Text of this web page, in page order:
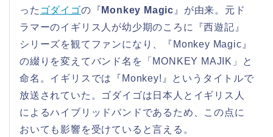
った ゴダイゴの『 Monkey Magic 』が由来。元ド
ラマーのイギリス人が幼少期のころに『西遊記』
シリーズを観てファンになり、『Monkey Magic』
の綴りを変えてバンド名を「MONKEY MAJIK」と
命名。イギリスでは『Monkey!』というタイトルで
放送されていた。ゴダイゴは日本人とイギリス人
によるハイブリッドバンドであるため、この点に
おいても影響を受けていると言える。